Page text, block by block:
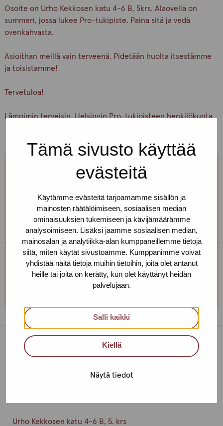
Tämä sivusto käyttää
evästeitä
Käytämme evästeitä tarjoamamme sisällön ja
mainosten räätälöimiseen, sosiaalisen median
ominaisuuksien tukemiseen ja kävijämäärämme
analysoimiseen. Lisäksi jaamme sosiaalisen median,
mainosalan ja analytiikka-alan kumppaneillemme tietoja
siitä, miten käytät sivustoamme. Kumppanimme voivat
yhdistää näitä tietoja muihin tietoihin, joita olet antanut
heille tai joita on kerätty, kun olet käyttänyt heidän
palvelujaan.
Salli kaikki
Kiellä
Näytä tiedot
Osoite on Urho Kekkosen katu 4-6 B, 5krs. Alaovella on
summeri, jossa lukee Pro-tukipiste. Paina sitä ja vedä
ovenkahvasta.
Asioithan meillä vain terveenä. Pidetään huolta itsestämme
ja toisistamme!
Tervetuloa!
Lämpimin terveisin, Helsingin Pro-tukipisteen henkilökunta
Jos et pääse paikalle, mutta haluaisit
Voimme sopia sinulle sopivan ajan ja paikan!
Helsingin toimipiste
+358 (0)40 650 3705
Toimipisteet
Urho Kekkosen katu 4-6 B, 5. krs